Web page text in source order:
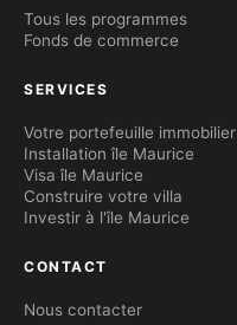
Tous les programmes
Fonds de commerce
SERVICES
Votre portefeuille immobilier
Installation île Maurice
Visa île Maurice
Construire votre villa
Investir à l'île Maurice
CONTACT
Nous contacter